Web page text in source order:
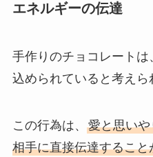
エネルギーの伝達
手作りのチョコレート
込められていると考えら
この行為は、 愛と思い
相手に直接伝達すること